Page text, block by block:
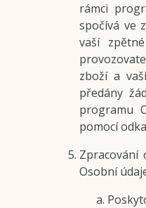
rámci
spočívá ve
vaší
zboží a
předány
programu
pomocí
Zpracování
Osobní